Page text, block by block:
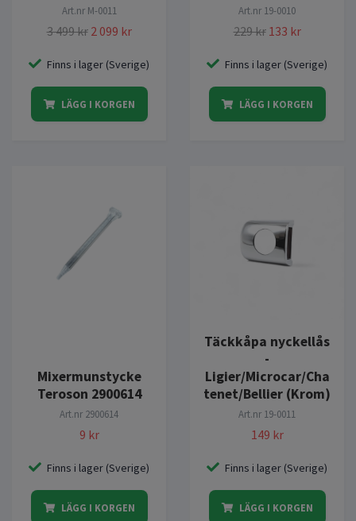
Art.nrM-0011
3 499 kr 2 099 kr
Finns i lager (Sverige)
LÄGG I KORGEN
Art.nr 19-0010
229 kr 133 kr
Finns i lager (Sverige)
LÄGG I KORGEN
Mixermunstycke
Teroson 2900614
Art.nr 2900614
9 kr
Finns i lager (Sverige)
LÄGG I KORGEN
Täckkåpa nyckellås
-
Ligier/Microcar/Cha
tenet/Bellier (Krom)
Art.nr 19-0011
149 kr
Finns i lager (Sverige)
LÄGG I KORGEN